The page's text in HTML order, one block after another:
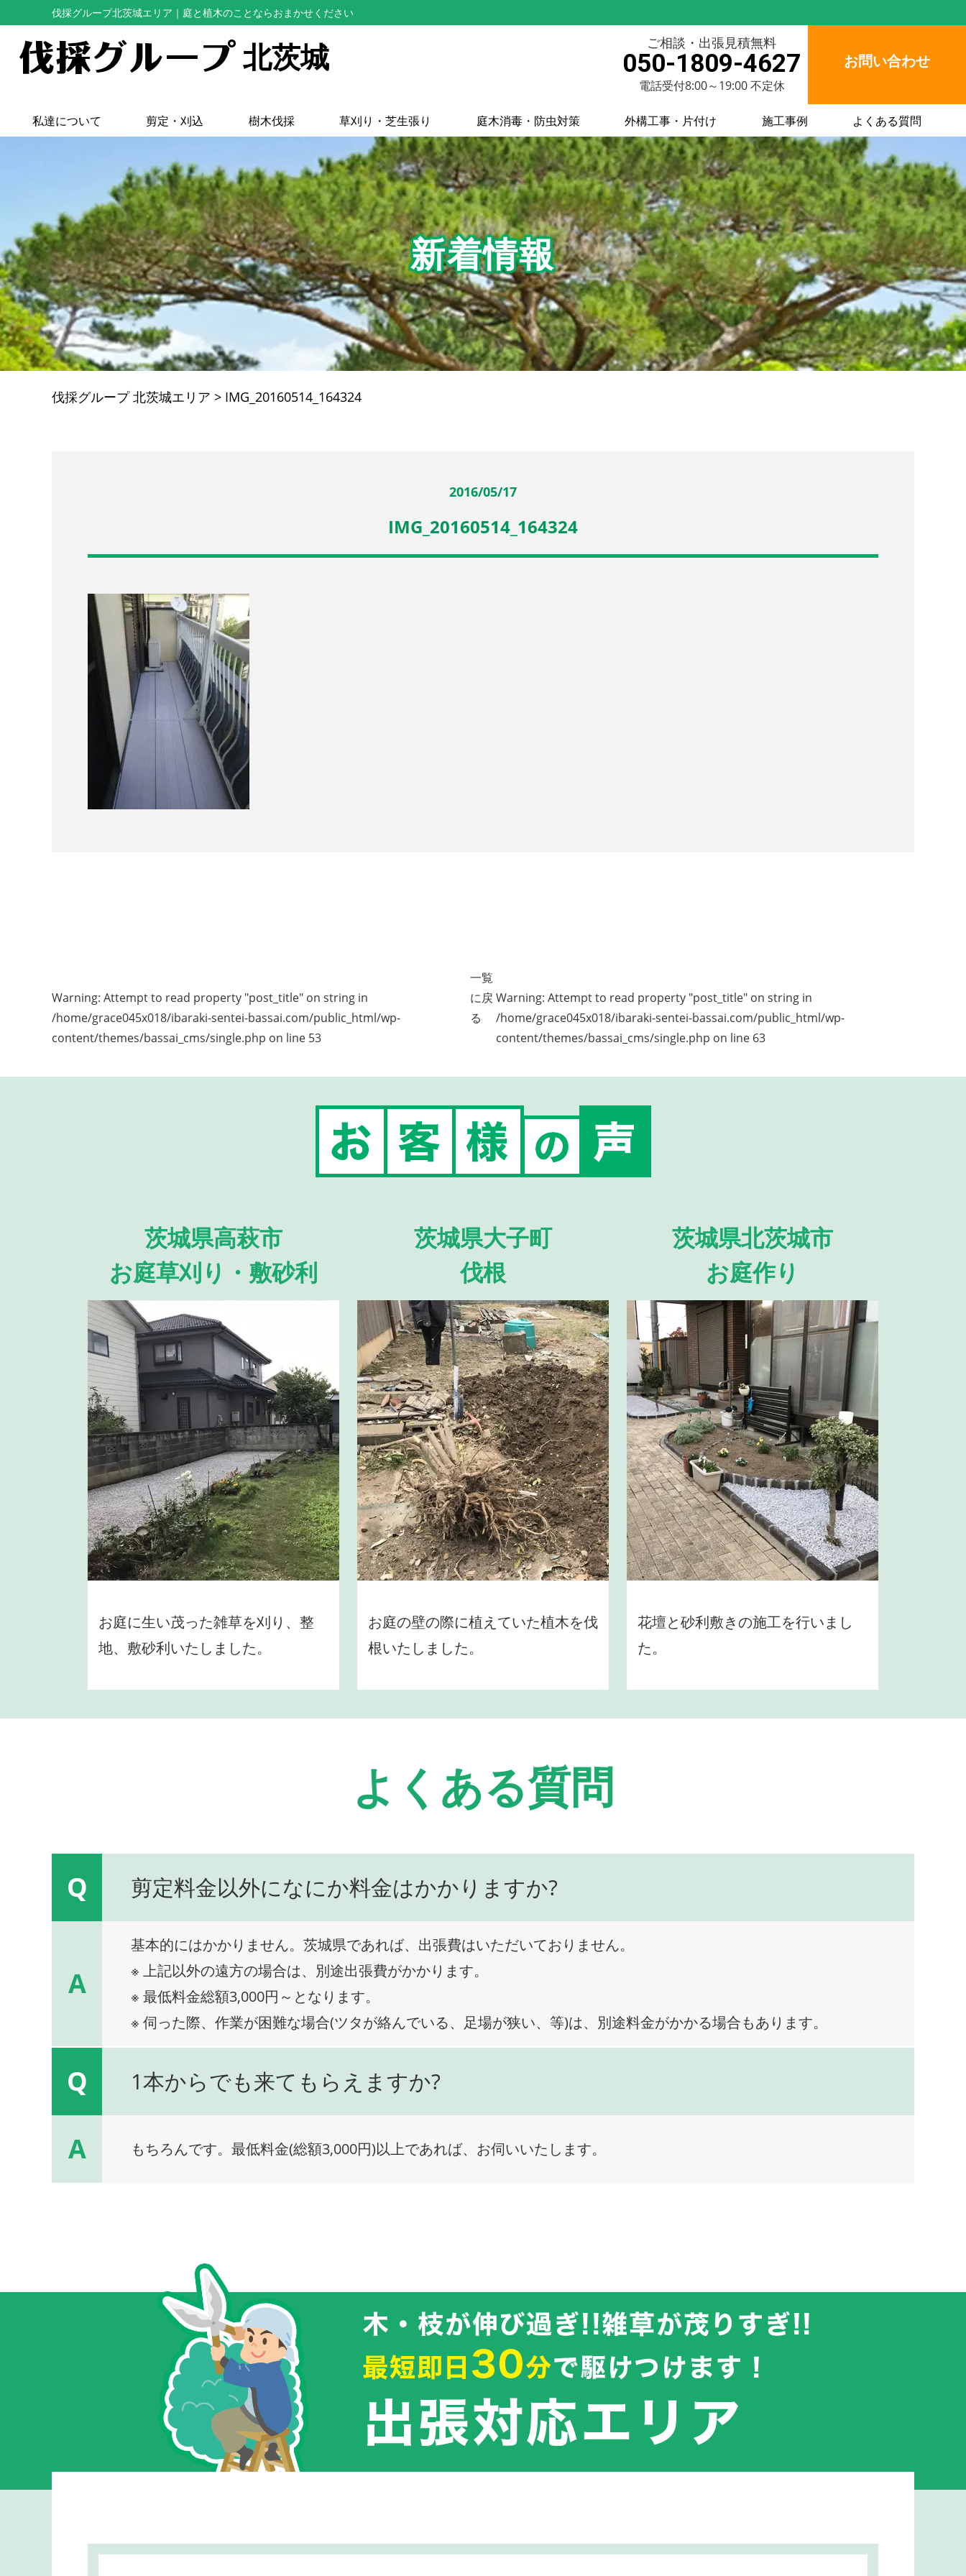
伐採グループ北茨城エリア ｜庭と植木のことならおまかせください
北茨城 ご相談・出張見積無料
050-1809-4627
電話受付8:00～19:00 不定休
お問い合わせ
私達について 剪定・刈込 樹木伐採 草刈り・芝生張り 庭木消毒・防虫対策 外構工事・片付け 施工事例 よくある質問
新着情報
伐採グループ 北茨城エリア > IMG_20160514_164324
2016/05/17
IMG_20160514_164324
Warning: Attempt to read property "post_title" on string in
/home/grace045x018/ibaraki-sentei-bassai.com/public_html/wp-
content/themes/bassai_cms/single.php on line 53
一覧
に戻
る
Warning: Attempt to read property "post_title" on string in
/home/grace045x018/ibaraki-sentei-bassai.com/public_html/wp-
content/themes/bassai_cms/single.php on line 63
茨城県高萩市
お庭草刈り・敷砂利
お庭に生い茂った雑草を刈り、整
地、敷砂利いたしました。
茨城県大子町
伐根
お庭の壁の際に植えていた植木を伐
根いたしました。
茨城県北茨城市
お庭作り
花壇と砂利敷きの施工を行いまし
た。
よくある質問
Q 剪定料金以外になにか料金はかかりますか?
A
基本的にはかかりません。茨城県であれば、出張費はいただいておりません。
※ 上記以外の遠方の場合は、別途出張費がかかります。
※ 最低料金総額3,000円～となります。
※ 伺った際、作業が困難な場合(ツタが絡んでいる、足場が狭い、等)は、別途料金がかかる場合もあります。
Q 1本からでも来てもらえますか?
A もちろんです。最低料金(総額3,000円)以上であれば、お伺いいたします。